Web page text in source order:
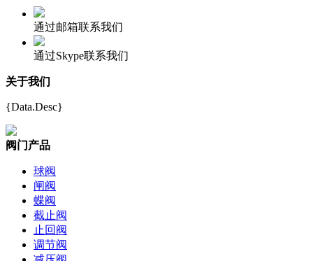
通过邮箱联系我们
通过Skype联系我们
关于我们
{Data.Desc}
阀门产品
球阀
闸阀
蝶阀
截止阀
止回阀
调节阀